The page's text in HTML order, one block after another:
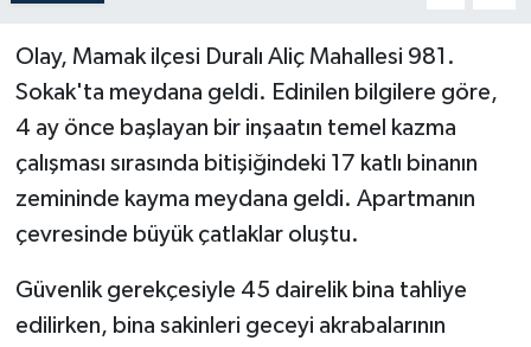
Olay, Mamak ilçesi Duralı Aliç Mahallesi 981.
Sokak'ta meydana geldi. Edinilen bilgilere göre,
4 ay önce başlayan bir inşaatın temel kazma
çalışması sırasında bitişiğindeki 17 katlı binanın
zemininde kayma meydana geldi. Apartmanın
çevresinde büyük çatlaklar oluştu.
Güvenlik gerekçesiyle 45 dairelik bina tahliye
edilirken, bina sakinleri geceyi akrabalarının